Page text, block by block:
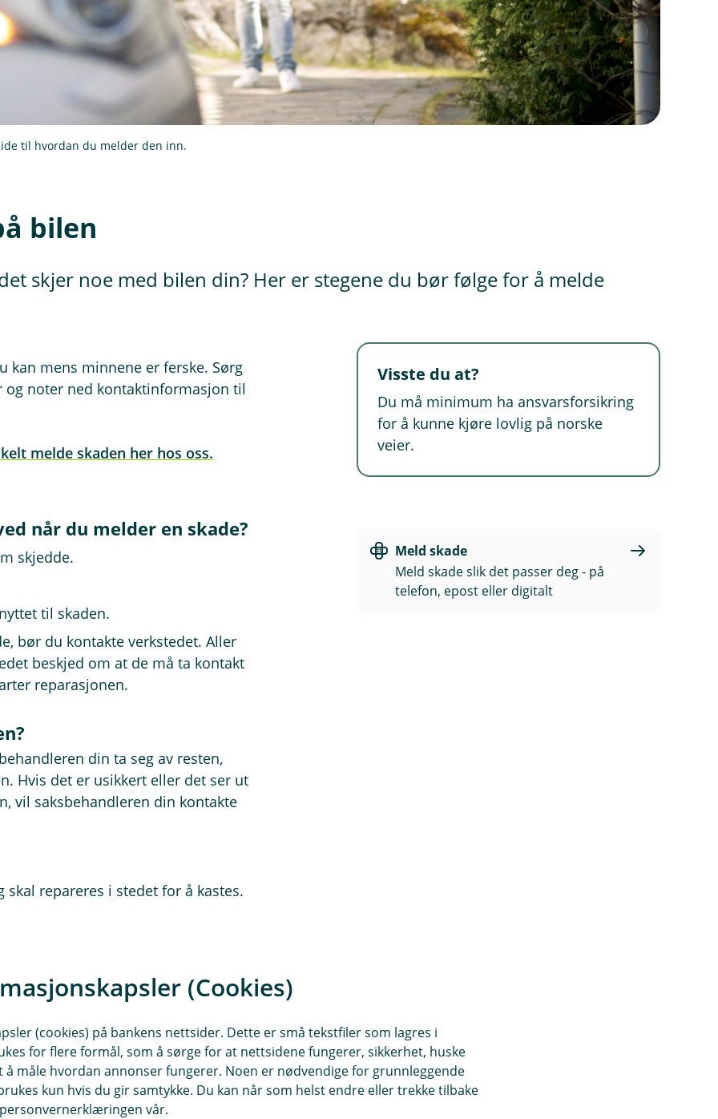
til hvordan du melder den inn.
bilen
skjer noe med bilen din? Her er stegene du bør følge for å melde
kan mens minnene er ferske. Sørg
og noter ned kontaktinformasjon til
melde skaden her hos oss.
når du melder en skade?
skjedde.
til skaden.
bør du kontakte verkstedet. Aller
beskjed om at de må ta kontakt
reparasjonen.
din ta seg av resten,
Hvis det er usikkert eller det ser ut
vil saksbehandleren din kontakte
repareres i stedet for å kastes.
like bra som nye. Dette skal ikke
din. Vi ser stadig nye løsninger
slik at bilen din blir like fin som
når bilen skal repareres:
ditt.
det før de starter
Visste du at?
Du må minimum ha ansvarsforsikring
for å kunne kjøre lovlig på norske
veier.
Meld skade
Meld skade slik det passer deg - på
telefon, epost eller digitalt
(Cookies)
(cookies) på bankens nettsider. Dette er små tekstfiler som lagres i
for flere formål, som å sørge for at nettsidene fungerer, sikkerhet, huske
å måle hvordan annonser fungerer. Noen er nødvendige for grunnleggende
kun hvis du gir samtykke. Du kan når som helst endre eller trekke tilbake
vår.